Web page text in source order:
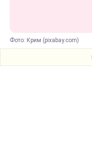
Фото: Крим (pixabay.com)